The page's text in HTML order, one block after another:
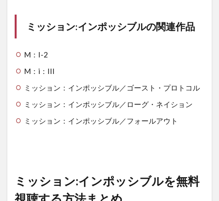
ミッション:インポッシブルの関連作品
M：I-2
M：i：III
ミッション：インポッシブル／ゴースト・プロトコル
ミッション：インポッシブル／ローグ・ネイション
ミッション：インポッシブル／フォールアウト
ミッション:インポッシブルを無料